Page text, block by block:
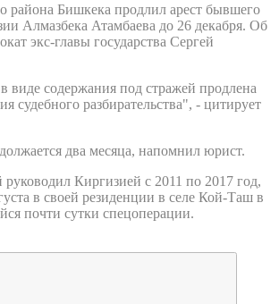
района Бишкека продлил арест бывшего
Алмазбека Атамбаева до 26 декабря. Об
экс-главы государства Сергей
виде содержания под стражей продлена
судебного разбирательства", - цитирует
два месяца, напомнил юрист.
Киргизией с 2011 по 2017 год,
в своей резиденции в селе Кой-Таш в
почти сутки спецоперации.